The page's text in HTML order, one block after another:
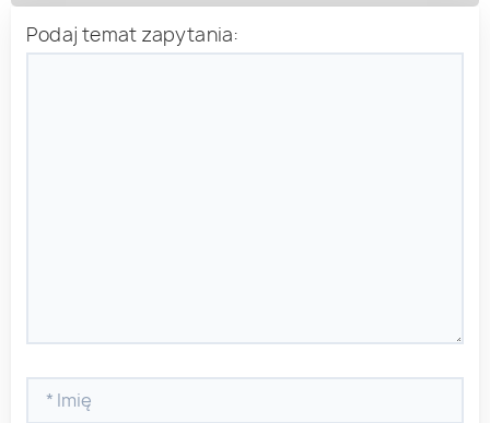
Podaj temat zapytania: